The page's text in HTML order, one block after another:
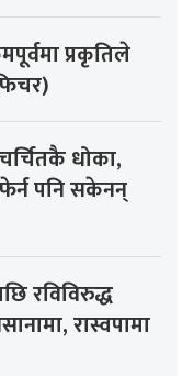
प्रकृतिले
धोका,
पनि सकेनन्
रविविरुद्ध
रास्वपामा